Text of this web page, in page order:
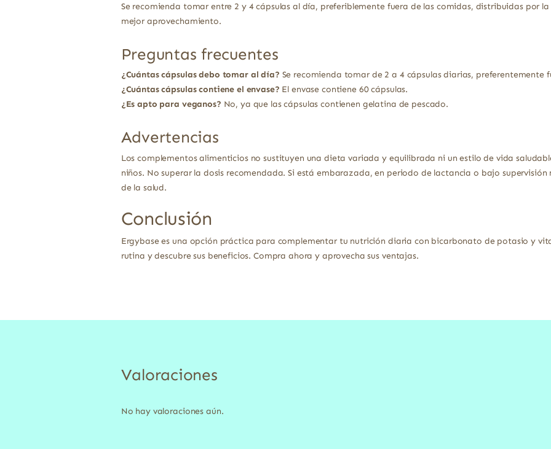
Se recomienda tomar entre 2 y 4 cápsulas al día, preferiblemente fuera de las comidas, distribuidas por
mejor aprovechamiento.
Preguntas frecuentes
¿Cuántas cápsulas debo tomar al día? Se recomienda tomar de 2 a 4 cápsulas diarias, preferentemente
¿Cuántas cápsulas contiene el envase? El envase contiene 60 cápsulas.
¿Es apto para veganos? No, ya que las cápsulas contienen gelatina de pescado.
Advertencias
Los complementos alimenticios no sustituyen una dieta variada y equilibrada ni un estilo de vida
niños. No superar la dosis recomendada. Si está embarazada, en periodo de lactancia o bajo
de la salud.
Conclusión
Ergybase es una opción práctica para complementar tu nutrición diaria con bicarbonato de potasio y
rutina y descubre sus beneficios. Compra ahora y aprovecha sus ventajas.
Valoraciones
No hay valoraciones aún.